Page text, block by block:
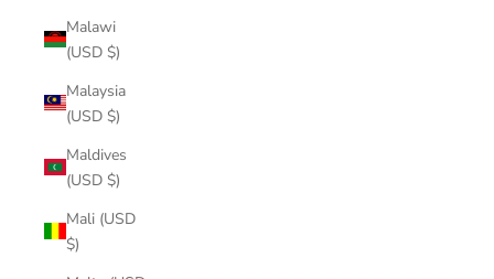
Malawi
(USD $)
Malaysia
(USD $)
Maldives
(USD $)
Mali (USD
$)